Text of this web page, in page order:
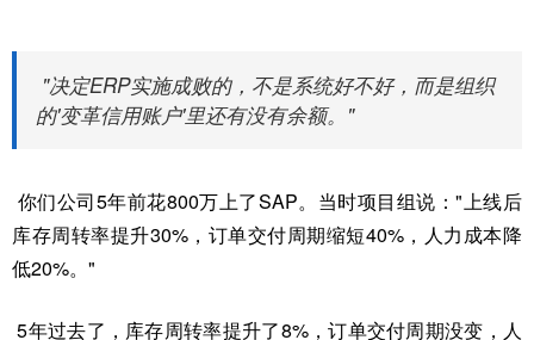
"决定ERP实施成败的，不是系统好不好，而是组织
的'变革信用账户'里还有没有余额。"
你们公司5年前花800万上了SAP。当时项目组说："上线后
库存周转率提升30%，订单交付周期缩短40%，人力成本降
低20%。"
5年过去了，库存周转率提升了8%，订单交付周期没变，人